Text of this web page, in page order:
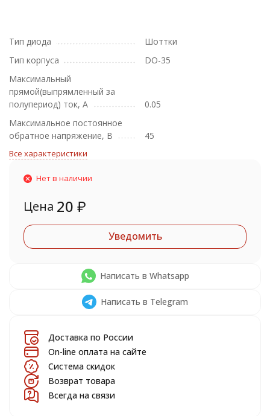
Тип диода
Шоттки
Тип корпуса
DO-35
Максимальный
прямой(выпрямленный за
полупериод) ток, А
0.05
Максимальное постоянное
обратное напряжение, В
45
Все характеристики
Нет в наличии
Цена 20 ₽
Уведомить
Написать в Whatsapp
Написать в Telegram
Доставка по России
On-line оплата на сайте
Система скидок
Возврат товара
Всегда на связи